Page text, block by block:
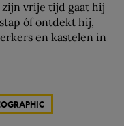
vrije tijd gaat hij
óf ontdekt hij,
en kastelen in